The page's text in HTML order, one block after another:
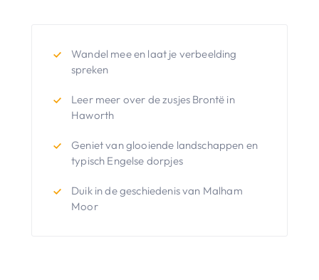
Wandel mee en laat je verbeelding
spreken
Leer meer over de zusjes Brontë in
Haworth
Geniet van glooiende landschappen en
typisch Engelse dorpjes
Duik in de geschiedenis van Malham
Moor